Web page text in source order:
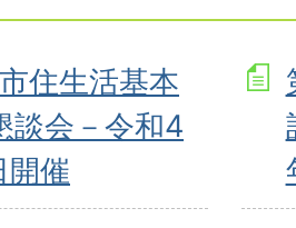
住生活基本
談会－令和4
催